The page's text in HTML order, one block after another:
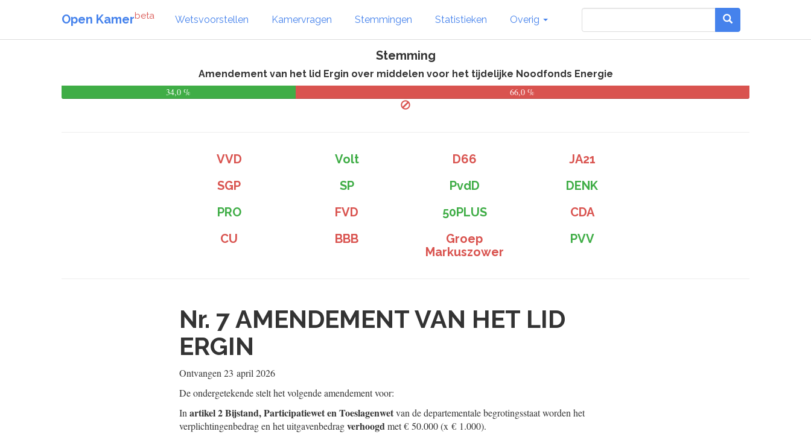
Open Kamerbeta Wetsvoorstellen Kamervragen Stemmingen Statistieken Overig
Stemming
Amendement van het lid Ergin over middelen voor het tijdelijke Noodfonds Energie
34,0 %
66,0 %
VVD Volt D66
JA21
SGP
SP PvdD
DENK
PRO
FVD 50PLUS
CDA
CU
BBB
Groep
Markuszower
PVV
Nr. 7AMENDEMENT VAN HET LID
ERGIN
Ontvangen 23 april 2026
De ondergetekende stelt het volgende amendement voor:
In artikel 2 Bijstand, Participatiewet en Toeslagenwetvan de departementale begrotingsstaat worden het
verplichtingenbedrag en het uitgavenbedragverhoogdmet € 50.000 (x € 1.000).